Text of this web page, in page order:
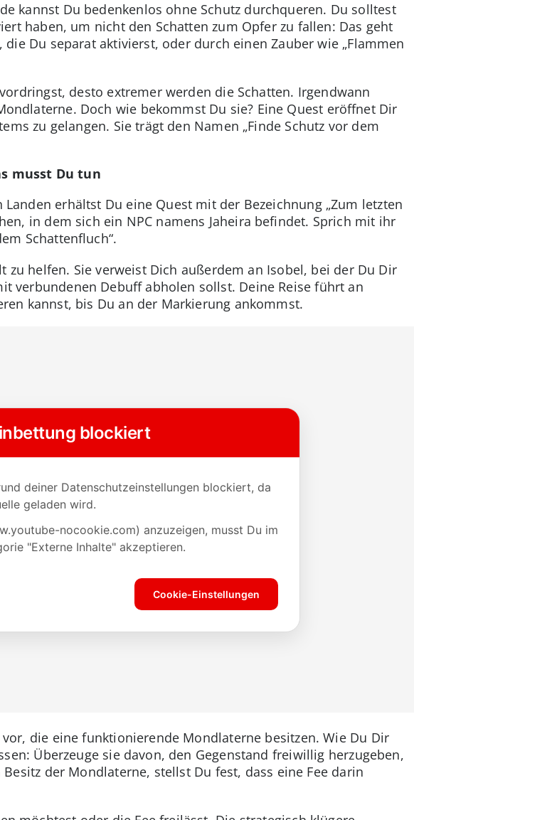
kannst Du bedenkenlos ohne Schutz durchqueren. Du solltest
haben, um nicht den Schatten zum Opfer zu fallen: Das geht
Du separat aktivierst, oder durch einen Zauber wie „Flammen
desto extremer werden die Schatten. Irgendwann
Doch wie bekommst Du sie? Eine Quest eröffnet Dir
zu gelangen. Sie trägt den Namen „Finde Schutz vor dem
musst Du tun
erhältst Du eine Quest mit der Bezeichnung „Zum letzten
in dem sich ein NPC namens Jaheira befindet. Sprich mit ihr
Schattenfluch“.
helfen. Sie verweist Dich außerdem an Isobel, bei der Du Dir
verbundenen Debuff abholen sollst. Deine Reise führt an
kannst, bis Du an der Markierung ankommst.
die eine funktionierende Mondlaterne besitzen. Wie Du Dir
Überzeuge sie davon, den Gegenstand freiwillig herzugeben,
der Mondlaterne, stellst Du fest, dass eine Fee darin